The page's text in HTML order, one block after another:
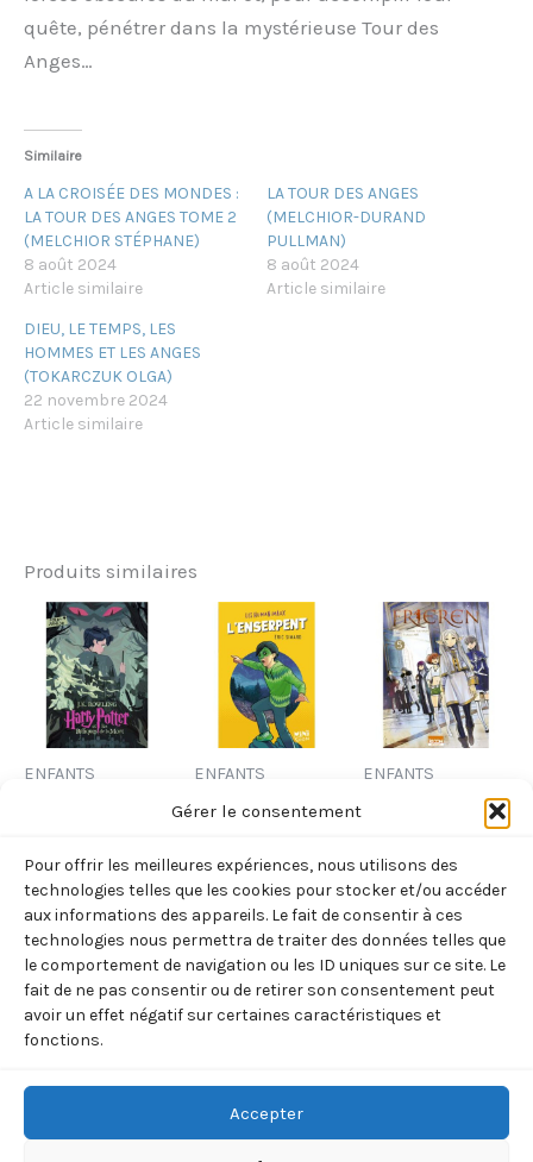
Gérer le consentement
Pour offrir les meilleures expériences, nous utilisons des
technologies telles que les cookies pour stocker et/ou accéder
aux informations des appareils. Le fait de consentir à ces
technologies nous permettra de traiter des données telles que
le comportement de navigation ou les ID uniques sur ce site. Le
fait de ne pas consentir ou de retirer son consentement peut
avoir un effet négatif sur certaines caractéristiques et
fonctions.
Accepter
quête, pénétrer dans la mystérieuse Tour des
Anges…
Similaire
A LA CROISÉE DES MONDES :
LA TOUR DES ANGES TOME 2
(MELCHIOR STÉPHANE)
8 août 2024
Article similaire
LA TOUR DES ANGES
(MELCHIOR-DURAND
PULLMAN)
8 août 2024
Article similaire
DIEU, LE TEMPS, LES
HOMMES ET LES ANGES
(TOKARCZUK OLGA)
22 novembre 2024
Article similaire
Produits similaires
ENFANTS
POTTER ET LES
RELIQUES DE
LA MORT
(ROWLING J.K.)
15,90€ TTC
au
ENFANTS
L’ENSERPENT
3,99 € TTC
Ajouter
au
panier
ENFANTS
7,95 € TTC
Ajouter
au
panier